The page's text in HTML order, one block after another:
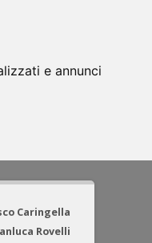
e annunci
Caringella
Rovelli